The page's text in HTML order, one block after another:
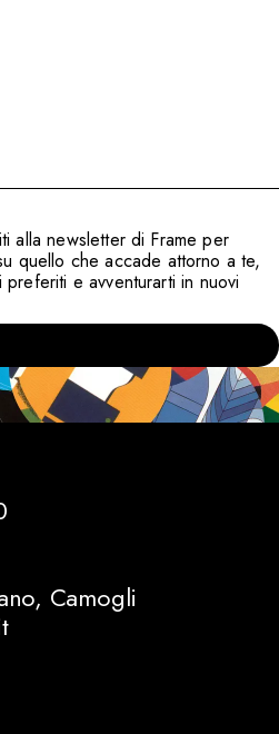
alla newsletter di Frame per
quello che accade attorno a te,
e avventurarti in nuovi
Camogli